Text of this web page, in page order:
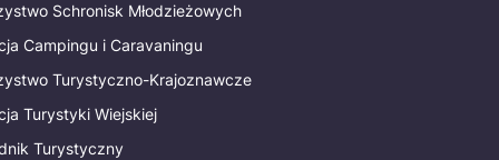
Schronisk Młodzieżowych
Campingu i Caravaningu
Turystyczno-Krajoznawcze
Turystyki Wiejskiej
Turystyczny